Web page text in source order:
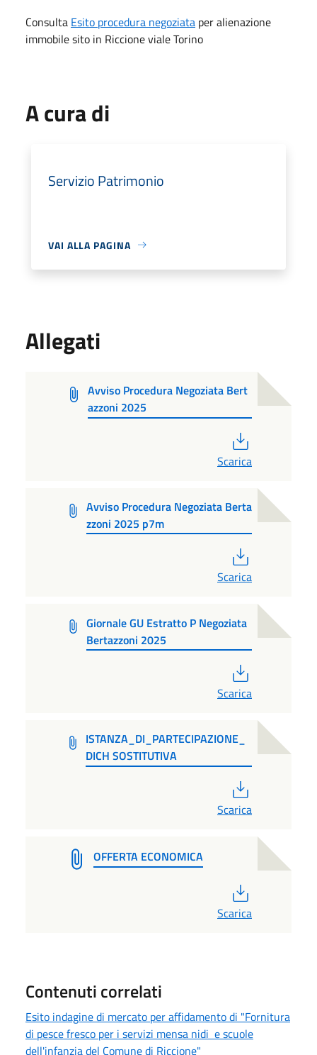
Consulta Esito procedura negoziata per alienazione
immobile sito in Riccione viale Torino
A cura di
Servizio Patrimonio
VAI ALLA PAGINA
Allegati
Avviso Procedura Negoziata Bert
azzoni 2025
Scarica
Avviso Procedura Negoziata Berta
zzoni 2025 p7m
Scarica
Giornale GU Estratto P Negoziata
Bertazzoni 2025
Scarica
ISTANZA_DI_PARTECIPAZIONE_
DICH SOSTITUTIVA
Scarica
OFFERTA ECONOMICA
Scarica
Contenuti correlati
Esito indagine di mercato per affidamento di "Fornitura
di pesce fresco per i servizi mensa nidi e scuole
dell'infanzia del Comune di Riccione"